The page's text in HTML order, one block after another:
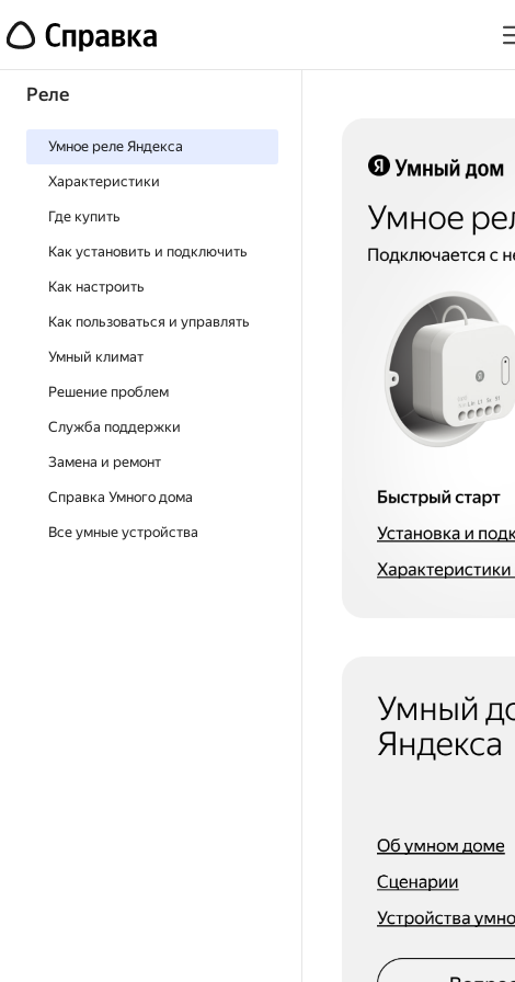
Реле
Умное реле Яндекса
Характеристики
Где купить
Как установить и подключить
Как настроить
Как пользоваться и управлять
Умный климат
Решение проблем
Служба поддержки
Замена и ремонт
Справка Умного дома
Все умные устройства